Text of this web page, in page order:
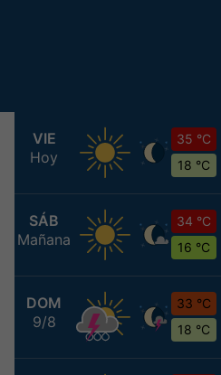
VIE
Hoy
35 °C
18 °C
SÁB
Mañana
34 °C
16 °C
DOM
9/8
33 °C
18 °C